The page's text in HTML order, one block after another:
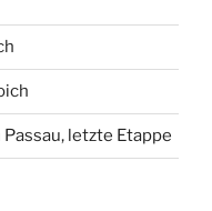
letzte Etappe